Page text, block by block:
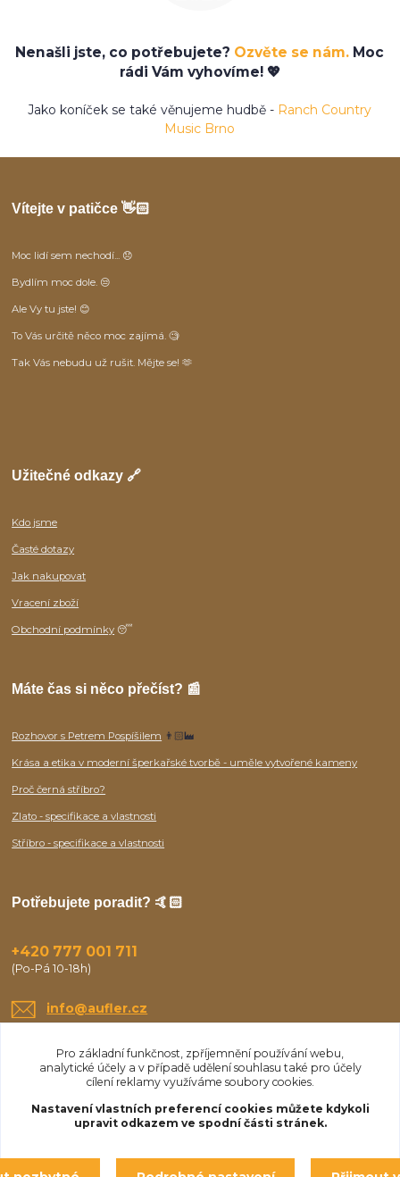
Nenašli jste, co potřebujete? Ozvěte se nám. Moc
rádi Vám vyhovíme! 💖
Jako koníček se také věnujeme hudbě - Ranch Country
Music Brno
Vítejte v patičce 👋🏻
Moc lidí sem nechodí... 😞
Bydlím moc dole. 😒
Ale Vy tu jste! 😊
To Vás určitě něco moc zajímá. 🧐
Tak Vás nebudu už rušit. Mějte se! 🫶
Užitečné odkazy 🔗
Kdo jsme
Časté dotazy
Jak nakupovat
Vracení zboží
Obchodní podmínky 😴
Máte čas si něco přečíst? 📰
Rozhovor s Petrem Pospíšilem 👨🏻‍🏭
Krása a etika v moderní šperkařské tvorbě - uměle vytvořené kameny
Proč černá stříbro?
Zlato - specifikace a vlastnosti
Stříbro - specifikace a vlastnosti
Potřebujete poradit? 🤙🏻
+420 777 001 711
(Po-Pá 10-18h)
info@aufler.cz
Pro základní funkčnost, zpříjemnění používání webu,
analytické účely a v případě udělení souhlasu také pro účely
cílení reklamy využíváme soubory cookies.
Nastavení vlastních preferencí cookies můžete kdykoli
upravit odkazem ve spodní části stránek.